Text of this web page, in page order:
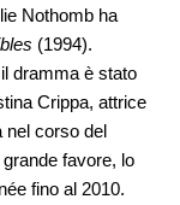
Nothomb ha
(1994).
dramma è stato
Crippa, attrice
nel corso del
favore, lo
fino al 2010.